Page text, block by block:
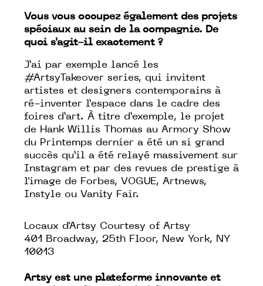
Vous vous occupez également des projets
spéciaux au sein de la compagnie. De
quoi s'agit-il exactement ?
J’ai par exemple lancé les
#ArtsyTakeover series, qui invitent
artistes et designers contemporains à
ré-inventer l’espace dans le cadre des
foires d’art. À titre d’exemple, le projet
de Hank Willis Thomas au Armory Show
du Printemps dernier a été un si grand
succès qu’il a été relayé massivement sur
Instagram et par des revues de prestige à
l'image de Forbes, VOGUE, Artnews,
Instyle ou Vanity Fair.
Locaux d'Artsy Courtesy of Artsy
401 Broadway, 25th Floor, New York, NY
10013
Artsy est une plateforme innovante et